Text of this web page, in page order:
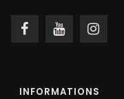
INFORMATIONS